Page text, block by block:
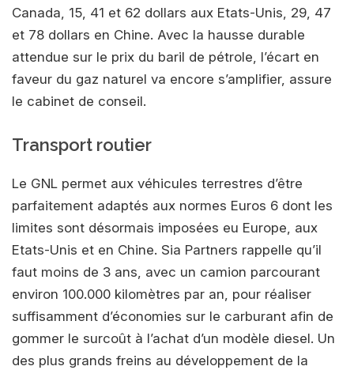
Canada, 15, 41 et 62 dollars aux Etats-Unis, 29, 47
et 78 dollars en Chine. Avec la hausse durable
attendue sur le prix du baril de pétrole, l’écart en
faveur du gaz naturel va encore s’amplifier, assure
le cabinet de conseil.
Transport routier
Le GNL permet aux véhicules terrestres d’être
parfaitement adaptés aux normes Euros 6 dont les
limites sont désormais imposées eu Europe, aux
Etats-Unis et en Chine. Sia Partners rappelle qu’il
faut moins de 3 ans, avec un camion parcourant
environ 100.000 kilomètres par an, pour réaliser
suffisamment d’économies sur le carburant afin de
gommer le surcoût à l’achat d’un modèle diesel. Un
des plus grands freins au développement de la